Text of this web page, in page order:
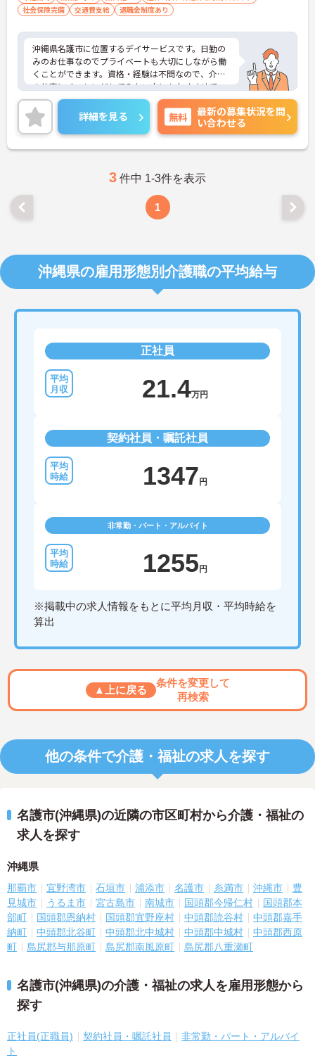
社会保険完備
交通費支給 退職金制度あり
沖縄県名護市に位置するデイサービスです。日勤の
みのお仕事なのでプライベートも大切にしながら働
くことができます。資格・経験は不問なので、介護
の仕事にチャレンジしてみたい方にもおすすめで
す！ご興味をお持ちの方はお気軽にお問い合わせく
ださい。
詳細を見る 無料
最新の募集状況を問
い合わせる
3 件中 1-3件を表示
1
沖縄県の雇用形態別介護職の平均給与
正社員
21.4万円
契約社員・嘱託社員
1347 円
非常勤・パート・アルバイト
1255 円
※掲載中の求人情報をもとに平均月収・平均時給を
算出
▲上に戻る
条件を変更して
再検索
他の条件で介護・福祉の求人を探す
名護市(沖縄県)の近隣の市区町村から介護・福祉の
求人を探す
沖縄県
那覇市 宜野湾市 石垣市 浦添市 名護市 糸満市 沖縄市
豊
見城市
うるま市 宮古島市 南城市 国頭郡今帰仁村
国頭郡本
部町
国頭郡恩納村 国頭郡宜野座村 中頭郡読谷村
中頭郡嘉手
納町
中頭郡北谷町 中頭郡北中城村 中頭郡中城村
中頭郡西原
町
島尻郡与那原町 島尻郡南風原町 島尻郡八重瀬町
名護市(沖縄県)の介護・福祉の求人を雇用形態から
探す
正社員(正職員) 契約社員・嘱託社員
非常勤・パート・アルバイ
ト